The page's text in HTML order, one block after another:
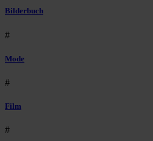
Bilderbuch
#
Mode
#
Film
#